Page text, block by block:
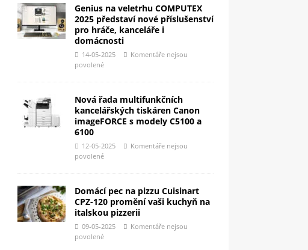
Genius na veletrhu COMPUTEX
2025 představí nové příslušenství
pro hráče, kanceláře i
domácnosti
14-05-2025
Komentáře nejsou
povolené
Nová řada multifunkčních
kancelářských tiskáren Canon
imageFORCE s modely C5100 a
6100
12-05-2025
Komentáře nejsou
povolené
Domácí pec na pizzu Cuisinart
CPZ-120 promění vaši kuchyň na
italskou pizzerii
09-05-2025
Komentáře nejsou
povolené